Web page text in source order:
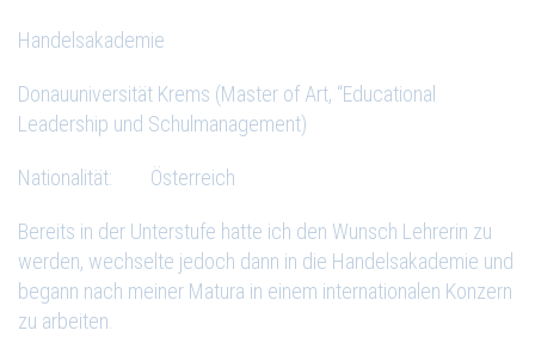
Handelsakademie
Donauuniversität Krems (Master of Art, “Educational
Leadership und Schulmanagement)
Nationalität: Österreich
Bereits in der Unterstufe hatte ich den Wunsch Lehrerin zu
werden, wechselte jedoch dann in die Handelsakademie und
begann nach meiner Matura in einem internationalen Konzern
zu arbeiten.